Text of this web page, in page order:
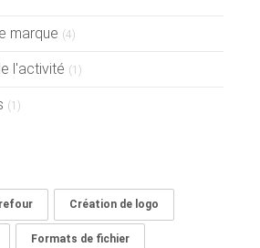
marque (4)
l'activité (1)
(1)
Création de logo
Formats de fichier